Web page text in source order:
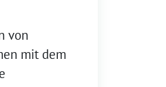
von
mit dem